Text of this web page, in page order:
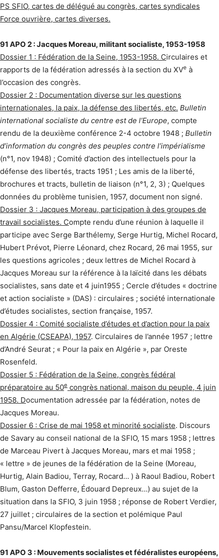
PS SFIO, cartes de délégué au congrès, cartes syndicales
Force ouvrière, cartes diverses.
91 APO 2 : Jacques Moreau, militant socialiste, 1953-1958
Dossier 1 : Fédération de la Seine, 1953-1958. Circulaires et
rapports de la fédération adressés à la section du XVe à
l’occasion des congrès.
Dossier 2 : Documentation diverse sur les questions
internationales, la paix, la défense des libertés, etc. Bulletin
international socialiste du centre est de l’Europe, compte
rendu de la deuxième conférence 2-4 octobre 1948 ; Bulletin
d’information du congrès des peuples contre l’impérialisme
(n°1, nov 1948) ; Comité d’action des intellectuels pour la
défense des libertés, tracts 1951 ; Les amis de la liberté,
brochures et tracts, bulletin de liaison (n°1, 2, 3) ; Quelques
données du problème tunisien, 1957, document non signé.
Dossier 3 : Jacques Moreau, participation à des groupes de
travail socialistes. Compte rendu d’une réunion à laquelle il
participe avec Serge Barthélemy, Serge Hurtig, Michel Rocard,
Hubert Prévot, Pierre Léonard, chez Rocard, 26 mai 1955, sur
les questions agricoles ; deux lettres de Michel Rocard à
Jacques Moreau sur la référence à la laïcité dans les débats
socialistes, sans date et 4 juin1955 ; Cercle d’études « doctrine
et action socialiste » (DAS) : circulaires ; société internationale
d’études socialistes, section française, 1957.
Dossier 4 : Comité socialiste d’études et d’action pour la paix
en Algérie (CSEAPA), 1957. Circulaires de l’année 1957 ; lettre
d’André Seurat ; « Pour la paix en Algérie », par Oreste
Rosenfeld.
Dossier 5 : Fédération de la Seine, congrès fédéral
préparatoire au 50e congrès national, maison du peuple, 4 juin
1958. Documentation adressée par la fédération, notes de
Jacques Moreau.
Dossier 6 : Crise de mai 1958 et minorité socialiste. Discours
de Savary au conseil national de la SFIO, 15 mars 1958 ; lettres
de Marceau Pivert à Jacques Moreau, mars et mai 1958 ;
« lettre » de jeunes de la fédération de la Seine (Moreau,
Hurtig, Alain Badiou, Terray, Rocard… ) à Raoul Badiou, Robert
Blum, Gaston Defferre, Édouard Depreux…) au sujet de la
situation dans la SFIO, 3 juin 1958 ; réponse de Robert Verdier,
27 juillet ; circulaires de la section et polémique Paul
Pansu/Marcel Klopfestein.
91 APO 3 : Mouvements socialistes et fédéralistes européens,